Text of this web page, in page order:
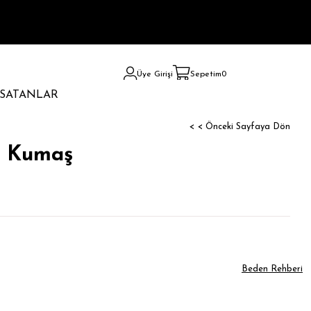
Üye Girişi Sepetim0
< < Önceki Sayfaya Dön
Kumaş
Beden Rehberi